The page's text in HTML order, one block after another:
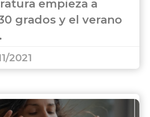
empieza a
grados y el verano
2021